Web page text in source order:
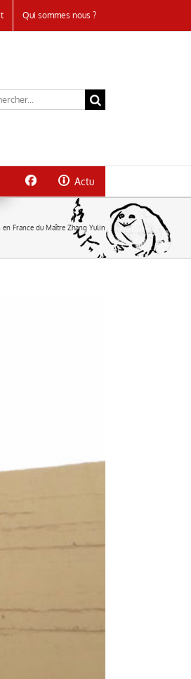
Qui sommes nous ?
Actu
France du Maître Zhang Yulin